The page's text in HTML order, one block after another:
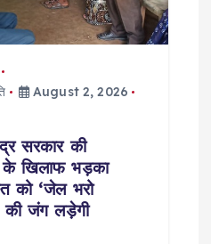
August 2, 2026
सरकार की
के खिलाफ भड़का
को ‘जेल भरो
की जंग लड़ेगी